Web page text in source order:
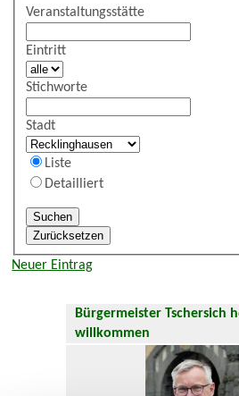
Veranstaltungsstätte
Eintritt
Stichworte
Stadt
Liste
Detailliert
Neuer Eintrag
Bürgermeister Tschersich
willkommen